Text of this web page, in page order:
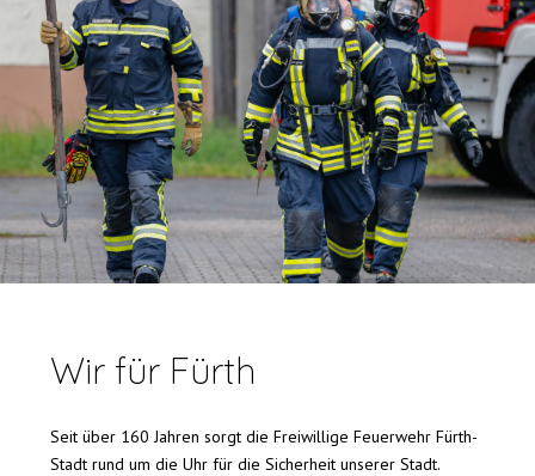
Wir für Fürth
Seit über 160 Jahren sorgt die Freiwillige Feuerwehr Fürth-
Stadt rund um die Uhr für die Sicherheit unserer Stadt.